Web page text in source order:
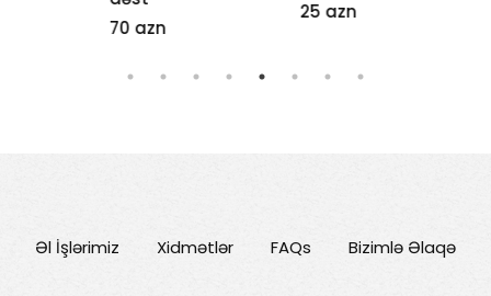
Əl İşlərimiz Xidmətlər FAQs Bizimlə Əlaqə